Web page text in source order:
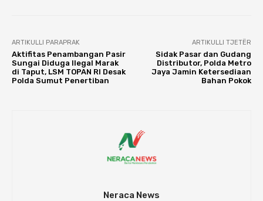
ARTIKULLI PARAPRAK
Aktifitas Penambangan Pasir
Sungai Diduga Ilegal Marak
di Taput, LSM TOPAN RI Desak
Polda Sumut Penertiban
ARTIKULLI TJETËR
Sidak Pasar dan Gudang
Distributor, Polda Metro
Jaya Jamin Ketersediaan
Bahan Pokok
Neraca News